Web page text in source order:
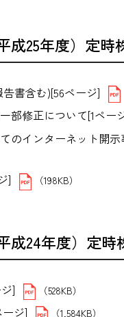
成25年度）定時
書含む)[56ページ]
部修正について[1ペー
のインターネット開示
] （198KB）
成24年度）定時
] （528KB）
ジ] （1,584KB）